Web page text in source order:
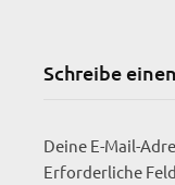
Schreibe
Deine E-Mail-
Erforderliche